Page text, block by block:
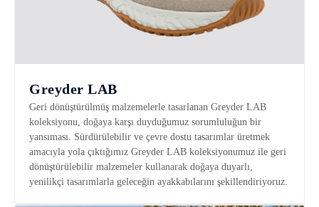
Greyder LAB
Geri dönüştürülmüş malzemelerle tasarlanan Greyder LAB
koleksiyonu, doğaya karşı duyduğumuz sorumluluğun bir
yansıması. Sürdürülebilir ve çevre dostu tasarımlar üretmek
amacıyla yola çıktığımız Greyder LAB koleksiyonumuz ile geri
dönüştürülebilir malzemeler kullanarak doğaya duyarlı,
yenilikçi tasarımlarla geleceğin ayakkabılarını şekillendiriyoruz.